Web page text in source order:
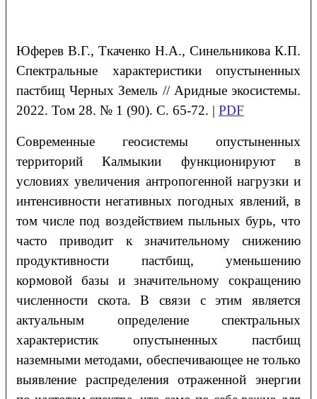
Юферев В.Г., ТкаченкоН.А., СинельниковаК.П.
Спектральные характеристики опустыненных
пастбищ Черных Земель // Аридные экосистемы.
2022. Том 28. № 1 (90). С. 65-72. | PDF
Современные геосистемы опустыненных
территорий Калмыкии функционируют в
условиях увеличения антропогенной нагрузки и
интенсивности негативных погодных явлений, в
том числе под воздействием пыльных бурь, что
часто приводит к значительному снижению
продуктивности пастбищ, уменьшению
кормовой базы и значительному сокращению
численности скота. В связи с этим является
актуальным определение спектральных
характеристик опустыненных пастбищ
наземными методами, обеспечивающее не только
выявление распределения отраженной энергии